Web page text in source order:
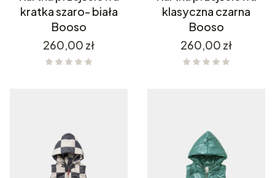
kratka szaro- biała
Booso
Cena
260,00 zł
klasyczna czarna
Booso
Cena
260,00 zł